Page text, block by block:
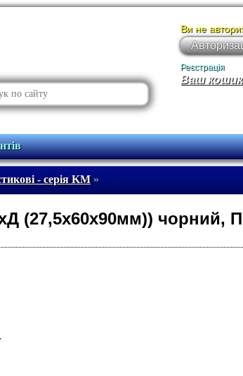
Ваш кошик
Ви не
Реєстрація
- серія KM»
(27,5х60х90мм)) чорний,